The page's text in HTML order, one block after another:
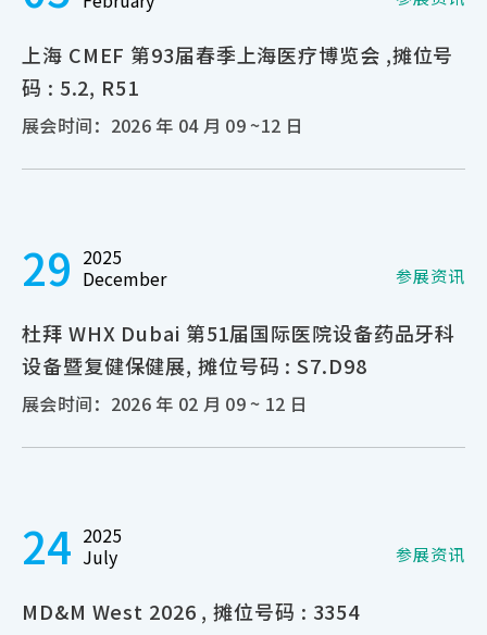
上海 CMEF 第93届春季上海医疗博览会 ,摊位号
码 : 5.2, R51
展会时间：2026 年 04 月 09 ~12 日
29 2025
December
参展资讯
杜拜 WHX Dubai 第51届国际医院设备药品牙科
设备暨复健保健展, 摊位号码 : S7.D98
展会时间：2026 年 02 月 09 ~ 12 日
24 2025
July
参展资讯
MD&M West 2026 , 摊位号码 : 3354